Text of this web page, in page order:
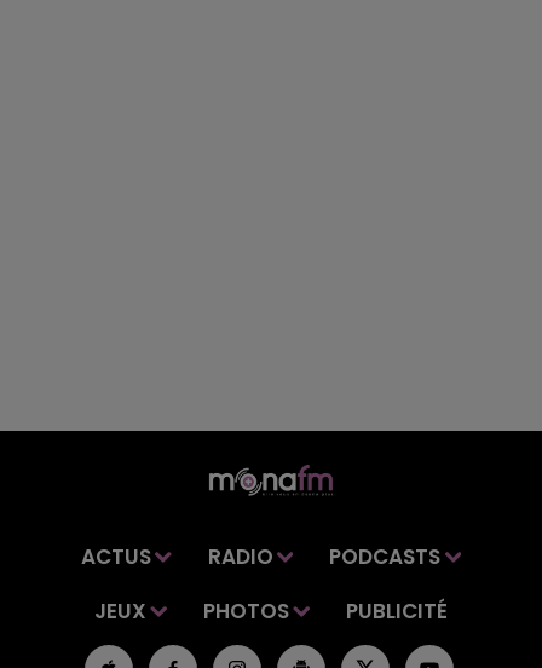
ACTUS RADIO
PODCASTS
JEUX
PHOTOS PUBLICITÉ